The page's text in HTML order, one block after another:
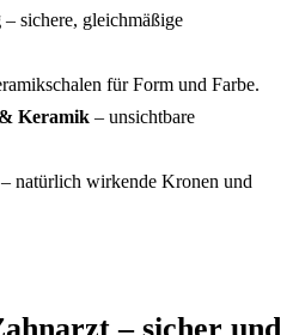
– sichere, gleichmäßige
für Form und Farbe.
Keramik – unsichtbare
– natürlich wirkende Kronen und